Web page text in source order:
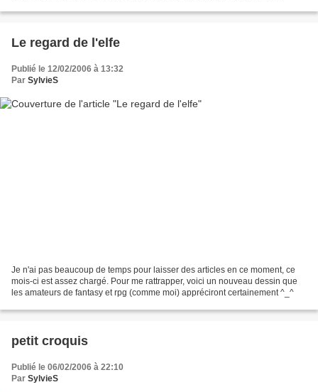
Le regard de l'elfe
Publié le 12/02/2006 à 13:32
Par SylvieS
Je n'ai pas beaucoup de temps pour laisser des articles en ce moment, ce
mois-ci est assez chargé. Pour me rattrapper, voici un nouveau dessin que
les amateurs de fantasy et rpg (comme moi) appréciront certainement ^_^
petit croquis
Publié le 06/02/2006 à 22:10
Par SylvieS